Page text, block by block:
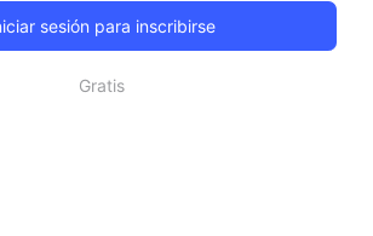
sesión para inscribirse
Gratis